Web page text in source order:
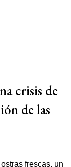
crisis de
de las